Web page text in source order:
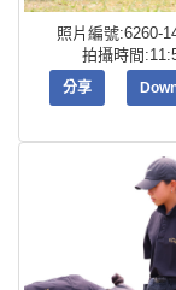
照片編號:6260-
拍攝時間
分享